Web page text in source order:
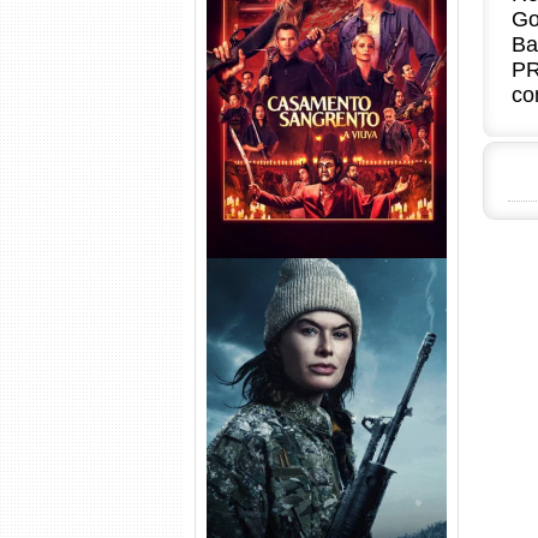
Casamento Sangrento: A
Viúva Torrent (2026) WEB-DL
720p/1080p/4K Dual Áudio
Balística Torrent (2025) WEB-
DL 1080p Dual Áudio